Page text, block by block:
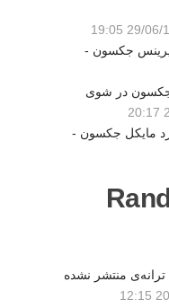
29/06/
پرینس جکسون -
جکسون در شوی
مایکل جکسون -
منتشر نشده